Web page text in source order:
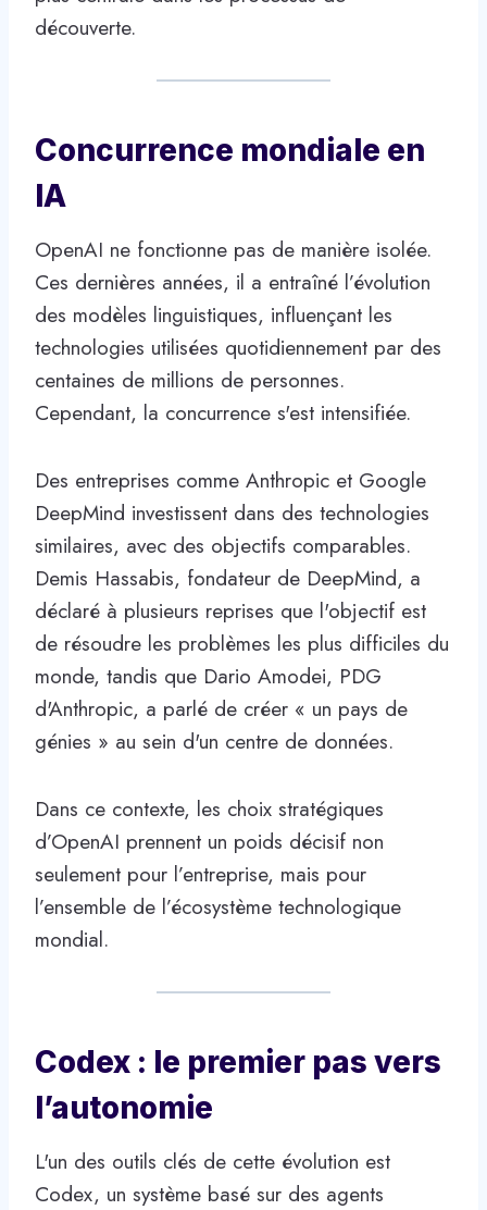
découverte.
Concurrence mondiale en
IA
OpenAI ne fonctionne pas de manière isolée.
Ces dernières années, il a entraîné l’évolution
des modèles linguistiques, influençant les
technologies utilisées quotidiennement par des
centaines de millions de personnes.
Cependant, la concurrence s'est intensifiée.
Des entreprises comme Anthropic et Google
DeepMind investissent dans des technologies
similaires, avec des objectifs comparables.
Demis Hassabis, fondateur de DeepMind, a
déclaré à plusieurs reprises que l'objectif est
de résoudre les problèmes les plus difficiles du
monde, tandis que Dario Amodei, PDG
d'Anthropic, a parlé de créer « un pays de
génies » au sein d'un centre de données.
Dans ce contexte, les choix stratégiques
d’OpenAI prennent un poids décisif non
seulement pour l’entreprise, mais pour
l’ensemble de l’écosystème technologique
mondial.
Codex : le premier pas vers
l’autonomie
L'un des outils clés de cette évolution est
Codex, un système basé sur des agents